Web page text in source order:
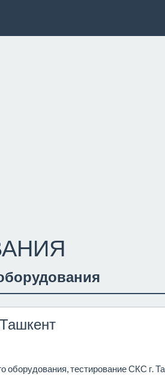
оборудования, тестирование СКС г.